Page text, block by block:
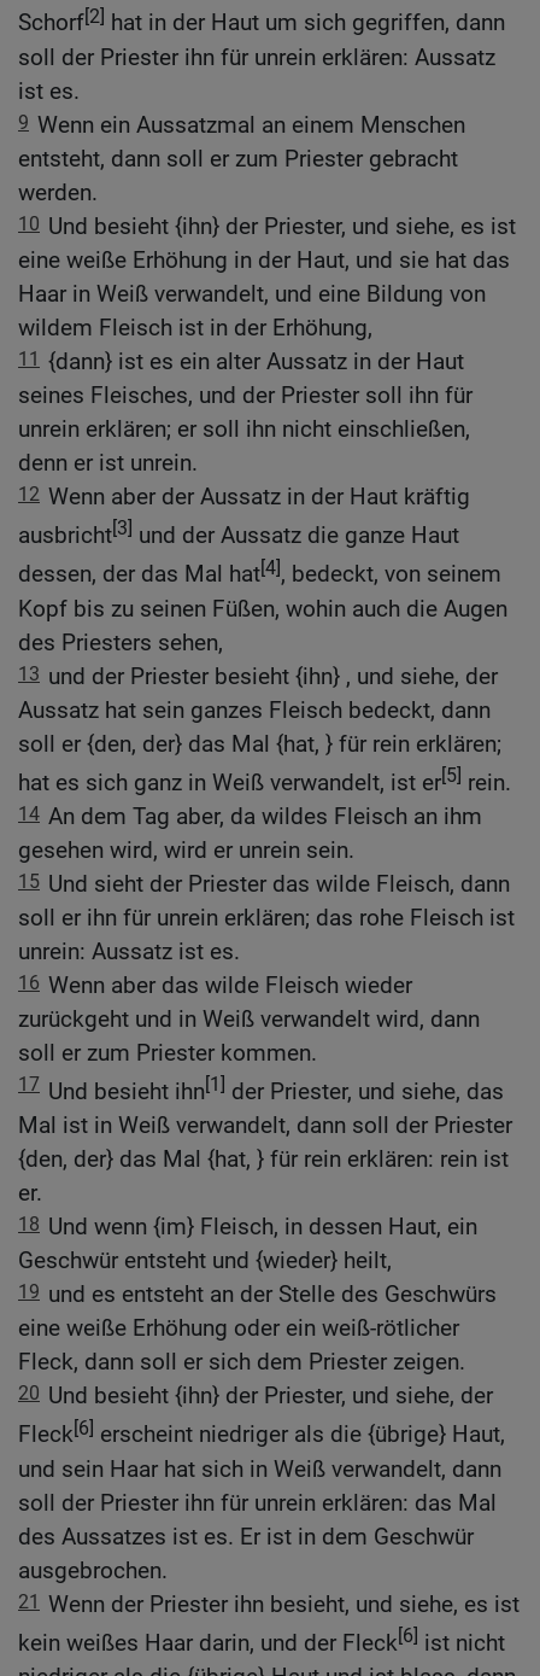
Schorf[2] hat in der Haut um sich gegriffen, dann
soll der Priester ihn für unrein erklären: Aussatz
ist es.
9 Wenn ein Aussatzmal an einem Menschen
entsteht, dann soll er zum Priester gebracht
werden.
10 Und besieht {ihn} der Priester, und siehe, es ist
eine weiße Erhöhung in der Haut, und sie hat das
Haar in Weiß verwandelt, und eine Bildung von
wildem Fleisch ist in der Erhöhung,
11 {dann} ist es ein alter Aussatz in der Haut
seines Fleisches, und der Priester soll ihn für
unrein erklären; er soll ihn nicht einschließen,
denn er ist unrein.
12 Wenn aber der Aussatz in der Haut kräftig
ausbricht[3] und der Aussatz die ganze Haut
dessen, der das Mal hat[4], bedeckt, von seinem
Kopf bis zu seinen Füßen, wohin auch die Augen
des Priesters sehen,
13 und der Priester besieht {ihn} , und siehe, der
Aussatz hat sein ganzes Fleisch bedeckt, dann
soll er {den, der} das Mal {hat, } für rein erklären;
hat es sich ganz in Weiß verwandelt, ist er[5] rein.
14 An dem Tag aber, da wildes Fleisch an ihm
gesehen wird, wird er unrein sein.
15 Und sieht der Priester das wilde Fleisch, dann
soll er ihn für unrein erklären; das rohe Fleisch ist
unrein: Aussatz ist es.
16 Wenn aber das wilde Fleisch wieder
zurückgeht und in Weiß verwandelt wird, dann
soll er zum Priester kommen.
17 Und besieht ihn[1] der Priester, und siehe, das
Mal ist in Weiß verwandelt, dann soll der Priester
{den, der} das Mal {hat, } für rein erklären: rein ist
er.
18 Und wenn {im} Fleisch, in dessen Haut, ein
Geschwür entsteht und {wieder} heilt,
19 und es entsteht an der Stelle des Geschwürs
eine weiße Erhöhung oder ein weiß-rötlicher
Fleck, dann soll er sich dem Priester zeigen.
20 Und besieht {ihn} der Priester, und siehe, der
Fleck[6] erscheint niedriger als die {übrige} Haut,
und sein Haar hat sich in Weiß verwandelt, dann
soll der Priester ihn für unrein erklären: das Mal
des Aussatzes ist es. Er ist in dem Geschwür
ausgebrochen.
21 Wenn der Priester ihn besieht, und siehe, es ist
kein weißes Haar darin, und der Fleck[6] ist nicht